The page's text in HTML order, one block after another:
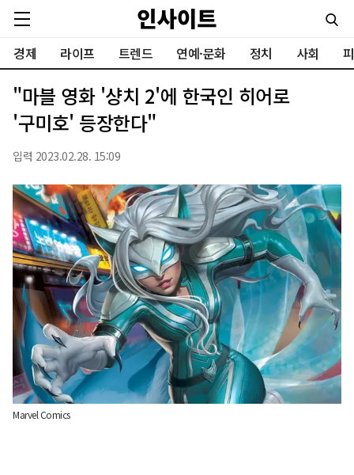
경제 라이프 트렌드 연예·문화 정치 사회
"마블 영화 '샹치 2'에 한국인 히어로
'구미호' 등장한다"
입력 2023.02.28. 15:09
Marvel Comics